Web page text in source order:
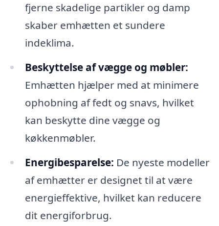
fjerne skadelige partikler og damp
skaber emhætten et sundere
indeklima.
Beskyttelse af vægge og møbler:
Emhætten hjælper med at minimere
ophobning af fedt og snavs, hvilket
kan beskytte dine vægge og
køkkenmøbler.
Energibesparelse: De nyeste modeller
af emhætter er designet til at være
energieffektive, hvilket kan reducere
dit energiforbrug.